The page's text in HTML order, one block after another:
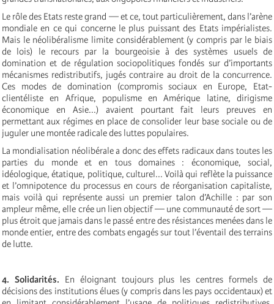
Le rôle des Etats reste grand — et ce, tout particulièrement, dans l’arène
mondiale en ce qui concerne le plus puissant des Etats impérialistes.
Mais le néolibéralisme limite considérablement (y compris par le biais
de lois) le recours par la bourgeoisie à des systèmes usuels de
domination et de régulation sociopolitiques fondés sur d’importants
mécanismes redistributifs, jugés contraire au droit de la concurrence.
Ces modes de domination (compromis sociaux en Europe, Etat-
clientéliste en Afrique, populisme en Amérique latine, dirigisme
économique en Asie...) avaient pourtant fait leurs preuves en
permettant aux régimes en place de consolider leur base sociale ou de
juguler une montée radicale des luttes populaires.
La mondialisation néolibérale a donc des effets radicaux dans toutes les
parties du monde et en tous domaines : économique, social,
idéologique, étatique, politique, culturel... Voilà qui reflète la puissance
et l’omnipotence du processus en cours de réorganisation capitaliste,
mais voilà qui représente aussi un premier talon d’Achille : par son
ampleur même, elle crée un lien objectif — une communauté de sort —
plus étroit que jamais dans le passé entre des résistances menées dans le
monde entier, entre des combats engagés sur tout l’éventail des terrains
de lutte.
4. Solidarités. En éloignant toujours plus les centres formels de
décisions des institutions élues (y compris dans les pays occidentaux) et